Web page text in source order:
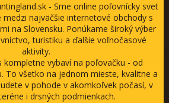
- Sme online poľovnícky svet
medzi najväčšie internetové obchody s
na Slovensku. Ponúkame široký výber
turistiku a ďalšie voľnočasové
aktivity.
kompletne vybaví na poľovačku - od
To všetko na jednom mieste, kvalitne a
v pohode v akomkoľvek počasí, v
i drsných podmienkach.